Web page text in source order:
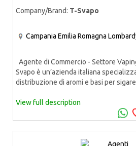
Company/Brand: T-Svapo
Campania Emilia Romagna
Agente di Commercio - Settore
Svapo è un’azienda italiana
distribuzione di aromi e basi per
View full description